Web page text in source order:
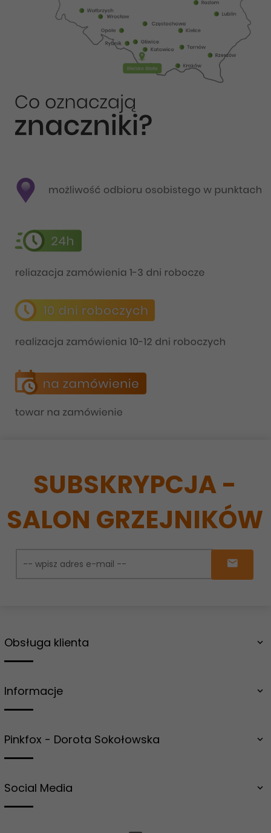
SUBSKRYPCJA -
SALON GRZEJNIKÓW
Obsługa klienta
Informacje
Pinkfox - Dorota Sokołowska
Social Media